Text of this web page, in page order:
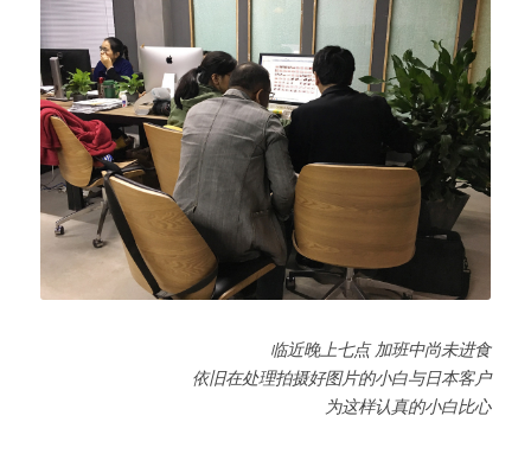
临近晚上七点 加班中尚未进食
依旧在处理拍摄好图片的小白与日本客户
为这样认真的小白比心